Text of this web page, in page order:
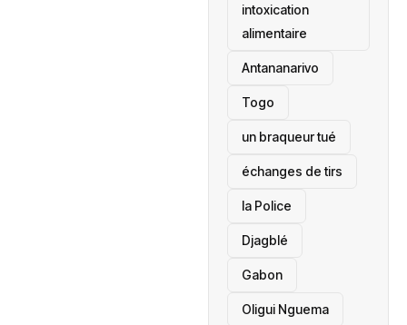
intoxication
alimentaire
Antananarivo
‎Togo
un braqueur tué
échanges de tirs
la Police
Djagblé
Gabon
Oligui Nguema